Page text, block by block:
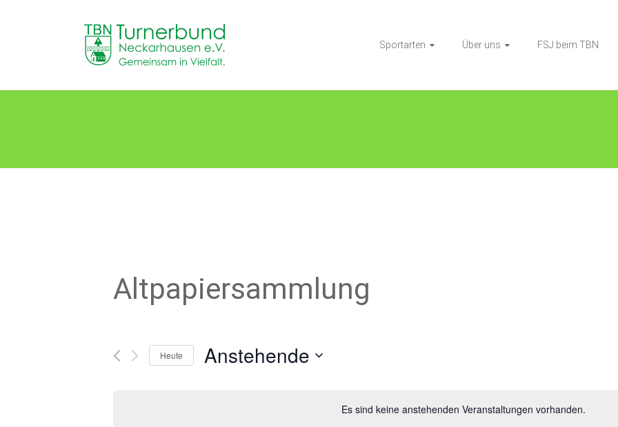
TB
Neckarhausen
in
Sportarten Über uns FSJ beim TBN
Es sind keine anstehenden Veranstaltungen vorhanden.
Altpapiersammlung
Heute Anstehende